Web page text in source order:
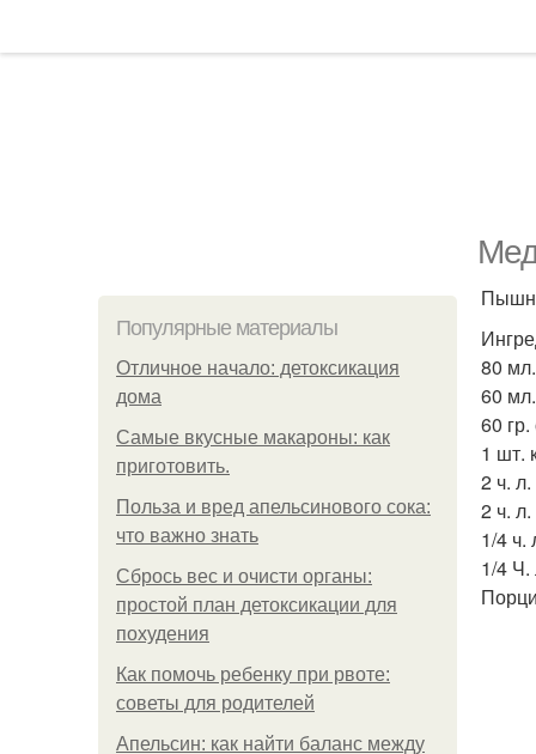
Популярные материалы
Отличное начало: детоксикация
дома
Самые вкусные макароны: как
приготовить.
Польза и вред апельсинового сока:
что важно знать
Сбрось вес и очисти органы:
простой план детоксикации для
похудения
Как помочь ребенку при рвоте:
советы для родителей
Апельсин: как найти баланс между
80
60
60
1 шт.
2 ч.
2 ч.
1/4 ч.
1/4 Ч.